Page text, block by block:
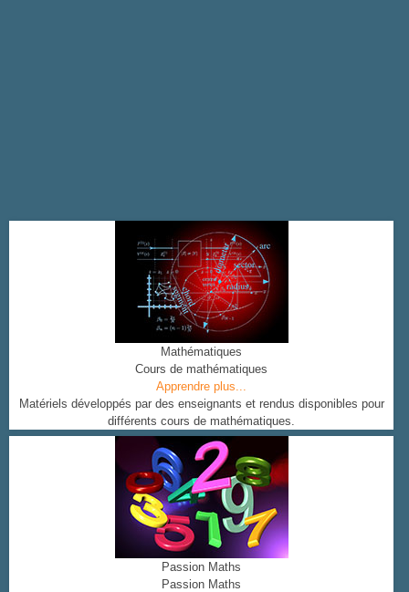
Mathématiques
Cours de mathématiques
Apprendre plus...
Matériels développés par des enseignants et rendus disponibles pour
différents cours de mathématiques.
Passion Maths
Passion Maths